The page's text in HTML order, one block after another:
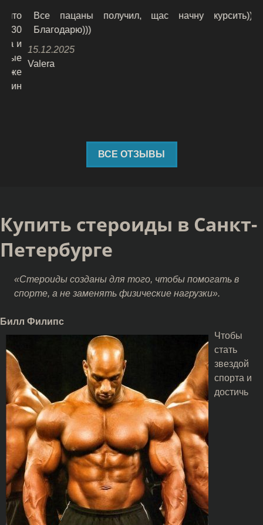
Все пацаны получил, щас начну курсить)))))
Благодарю)))
15.12.2025
Valera
ВСЕ ОТЗЫВЫ
Купить стероиды в Санкт-
Петербурге
«Стероиды созданы для того, чтобы помогать в
спорте, а не заменять физические нагрузки».
Билл Филипс
Чтобы
стать
звездой
спорта и
достичь